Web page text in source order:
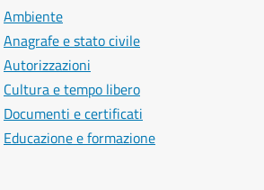
Ambiente
Anagrafe e stato civile
Autorizzazioni
Cultura e tempo libero
Documenti e certificati
Educazione e formazione